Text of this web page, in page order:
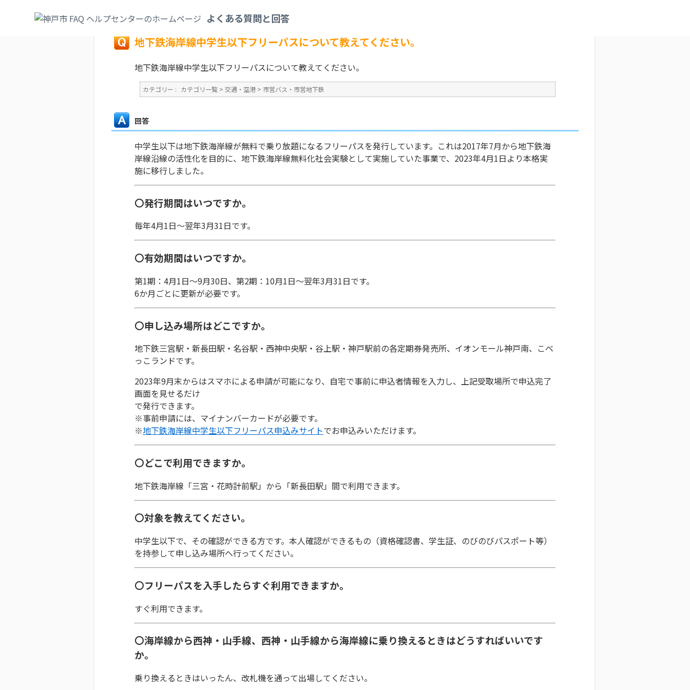
よくある質問と回答
戻る
地下鉄海岸線中学生以下フリーパスについて教えてください。
地下鉄海岸線中学生以下フリーパスについて教えてください。
カテゴリー : カテゴリ一覧 > 交通・空港 > 市営バス・市営地下鉄
回答
中学生以下は地下鉄海岸線が無料で乗り放題になるフリーパスを発行しています。これは2017年7月から地下鉄海
岸線沿線の活性化を目的に、地下鉄海岸線無料化社会実験として実施していた事業で、2023年4月1日より本格実
施に移行しました。
〇発行期間はいつですか。
毎年4月1日～翌年3月31日です。
〇有効期間はいつですか。
第1期：4月1日～9月30日、第2期：10月1日～翌年3月31日です。
6か月ごとに更新が必要です。
〇申し込み場所はどこですか。
地下鉄三宮駅・新長田駅・名谷駅・西神中央駅・谷上駅・神戸駅前の各定期券発売所、イオンモール神戸南、こべ
っこランドです。
2023年9月末からはスマホによる申請が可能になり、自宅で事前に申込者情報を入力し、上記受取場所で申込完了
画面を見せるだけ
で発行できます。
※事前申請には、マイナンバーカードが必要です。
※地下鉄海岸線中学生以下フリーパス申込みサイトでお申込みいただけます。
〇どこで利用できますか。
地下鉄海岸線「三宮・花時計前駅」から「新長田駅」間で利用できます。
〇対象を教えてください。
中学生以下で、その確認ができる方です。本人確認ができるもの（資格確認書、学生証、のびのびパスポート等）
を持参して申し込み場所へ行ってください。
〇フリーパスを入手したらすぐ利用できますか。
すぐ利用できます。
〇海岸線から西神・山手線、西神・山手線から海岸線に乗り換えるときはどうすればいいです
か。
乗り換えるときはいったん、改札機を通って出場してください。